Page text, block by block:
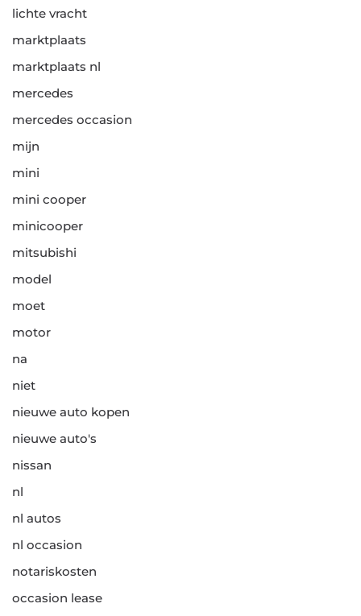
lichte vracht
marktplaats
marktplaats nl
mercedes
mercedes occasion
mijn
mini
mini cooper
minicooper
mitsubishi
model
moet
motor
na
niet
nieuwe auto kopen
nieuwe auto's
nissan
nl
nl autos
nl occasion
notariskosten
occasion lease